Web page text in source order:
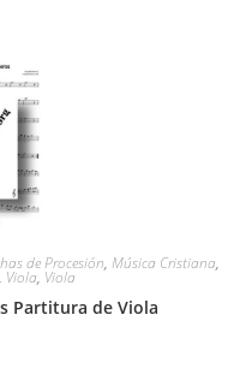
de Procesión, Música Cristiana,
, Viola, Viola
Partitura de Viola